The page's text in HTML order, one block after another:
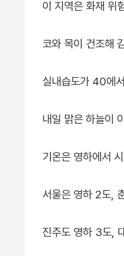
이 지역은 화재 위
코와 목이 건조해
실내습도가 40에
내일 맑은 하늘이
기온은 영하에서
서울은 영하 2도,
진주도 영하 3도,